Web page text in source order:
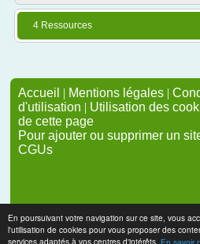
En poursuivant votre navigation sur ce site, vous
l'utilisation de cookies pour vous proposer des
services adaptés à vos centres d'intérêts. En savoir
4 Ressources
Accueil | Mentions légales |
d'utilisation | Utilisation des
de cette page
Pour ajouter ou supprimer un
CGUs